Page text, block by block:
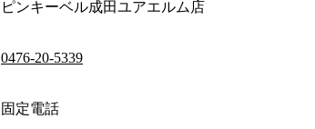
ピンキーベル成田ユアエルム店
0476-20-5339
固定電話